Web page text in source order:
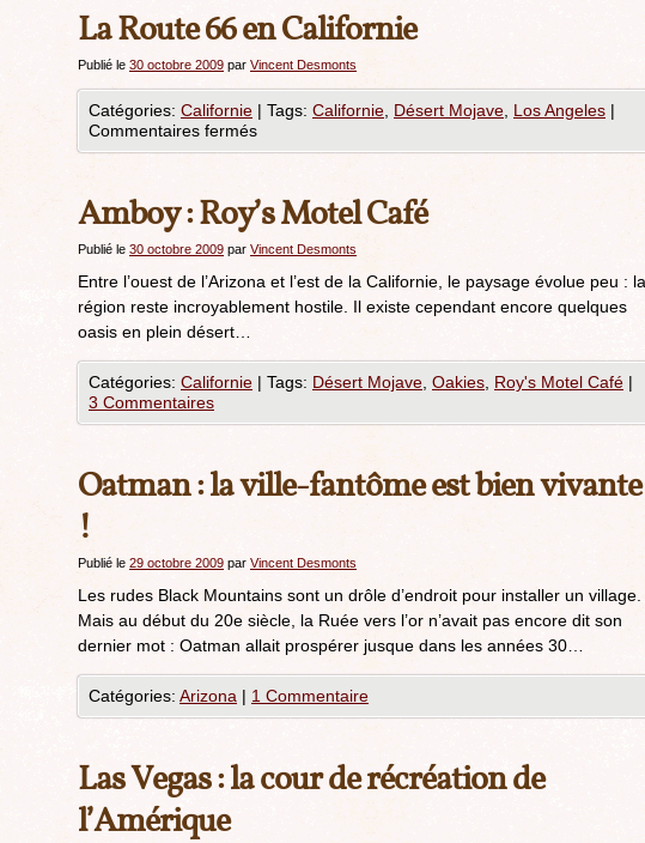
La Route 66 en Californie
Publié le 30 octobre 2009 par Vincent Desmonts
Catégories: Californie | Tags: Californie Désert Mojave Los Angeles |
Commentaires fermés
Amboy : Roy’s Motel Café
Publié le 30 octobre 2009 par Vincent Desmonts
Entre l’ouest de l’Arizona et l’est de la Californie, le paysage évolue peu : la
région reste incroyablement hostile. Il existe cependant encore quelques
oasis en plein désert…
Catégories: Californie | Tags: Désert Mojave Oakies Roy's Motel Café |
3 Commentaires
Oatman : la ville-fantôme est bien vivante
!
Publié le 29 octobre 2009 par Vincent Desmonts
Les rudes Black Mountains sont un drôle d’endroit pour installer un village.
Mais au début du 20e siècle, la Ruée vers l’or n’avait pas encore dit son
dernier mot : Oatman allait prospérer jusque dans les années 30…
Catégories: Arizona | 1 Commentaire
Las Vegas : la cour de récréation de
l’Amérique